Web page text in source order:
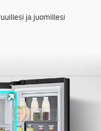
ja juomillesi